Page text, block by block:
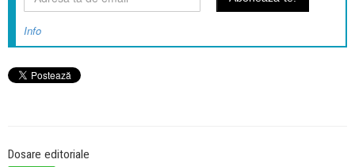
Info
Dosare editoriale